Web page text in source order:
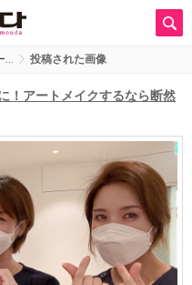
… 投稿された画像
！アートメイクするなら断然